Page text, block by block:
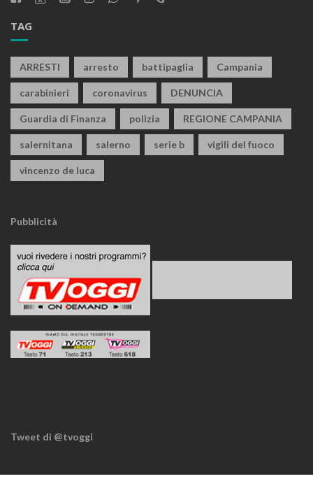
TAG
ARRESTI arresto battipaglia Campania
carabinieri coronavirus DENUNCIA
Guardia di Finanza polizia REGIONE CAMPANIA
salernitana salerno serie b vigili del fuoco
vincenzo de luca
Pubblicità
Tweet di @tvoggi